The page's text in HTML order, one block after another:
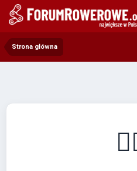
Strona główna